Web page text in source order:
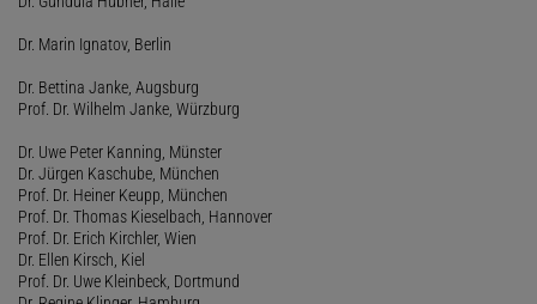
Dr. Marin Ignatov, Berlin
Dr. Bettina Janke, Augsburg
Prof. Dr. Wilhelm Janke, Würzburg
Dr. Uwe Peter Kanning, Münster
Dr. Jürgen Kaschube, München
Prof. Dr. Heiner Keupp, München
Prof. Dr. Thomas Kieselbach, Hannover
Prof. Dr. Erich Kirchler, Wien
Dr. Ellen Kirsch, Kiel
Prof. Dr. Uwe Kleinbeck, Dortmund